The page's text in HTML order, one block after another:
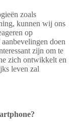
zoals
kunnen wij ons
op
doen
zijn om te
zich ontwikkelt en
leven zal